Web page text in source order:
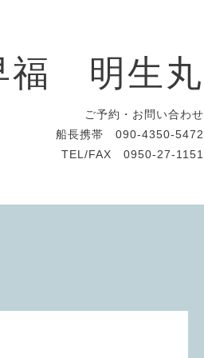
福 明生丸
ご予約・お問い合わせ
船長携帯 090-4350-5472
TEL/FAX 0950-27-1151